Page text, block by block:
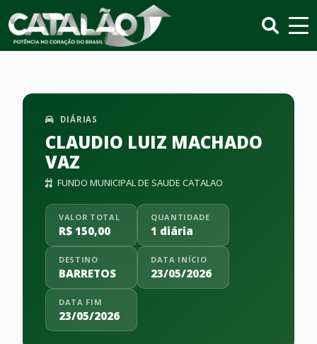
DIÁRIAS
CLAUDIO LUIZ MACHADO
VAZ
FUNDO MUNICIPAL DE SAUDE CATALAO
VALOR TOTAL
R$ 150,00
QUANTIDADE
1 diária
DESTINO
BARRETOS
DATA INÍCIO
23/05/2026
DATA FIM
23/05/2026